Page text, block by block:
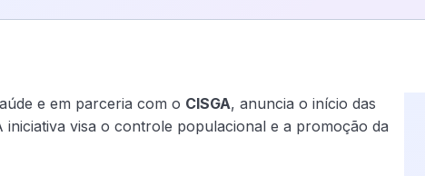
e em parceria com o CISGA, anuncia o início das
iniciativa visa o controle populacional e a promoção da